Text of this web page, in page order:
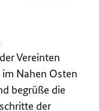
Vereinten
Nahen Osten
begrüße die
der